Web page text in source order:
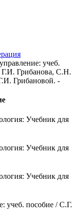
учеб.
Грибанова, С.Н.
Грибановой. -
Учебник для
Учебник для
Учебник для
учеб. пособие / С.Г.